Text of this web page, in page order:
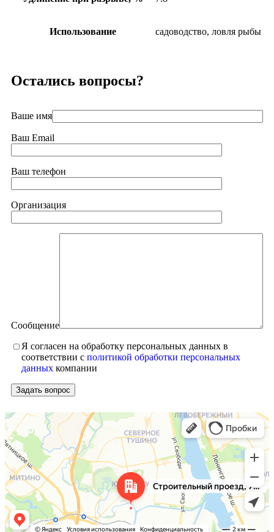
Использование садоводство, ловля рыбы
Остались вопросы?
Ваше имя
Ваш Email
Ваш телефон
Организация
Сообщение
Я согласен на обработку персональных данных в
соответствии с политикой обработки персональных
данныхкомпании
Москва
Яндекс Карты — транспорт, навигация, поиск мест